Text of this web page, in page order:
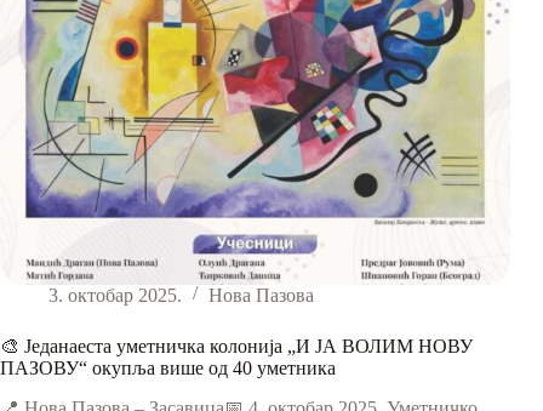
3. октобар 2025. Нова Пазова
🎨 Једанаеста уметничка колонија „И ЈА ВОЛИМ НОВУ
ПАЗОВУ“ окупља више од 40 уметника